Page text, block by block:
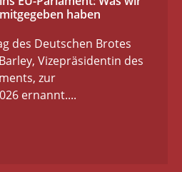
haben
des Deutschen Brotes
Vizepräsidentin des
zur
ernannt....